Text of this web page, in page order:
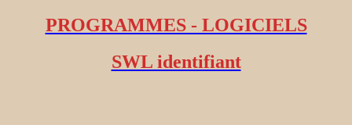
PROGRAMMES - LOGICIELS
SWL identifiant